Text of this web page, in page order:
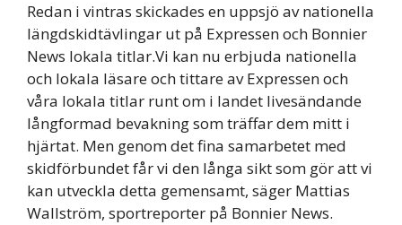
Redan i vintras skickades en uppsjö av nationella
längdskidtävlingar ut på Expressen och Bonnier
News lokala titlar.Vi kan nu erbjuda nationella
och lokala läsare och tittare av Expressen och
våra lokala titlar runt om i landet livesändande
långformad bevakning som träffar dem mitt i
hjärtat. Men genom det fina samarbetet med
skidförbundet får vi den långa sikt som gör att vi
kan utveckla detta gemensamt, säger Mattias
Wallström, sportreporter på Bonnier News.